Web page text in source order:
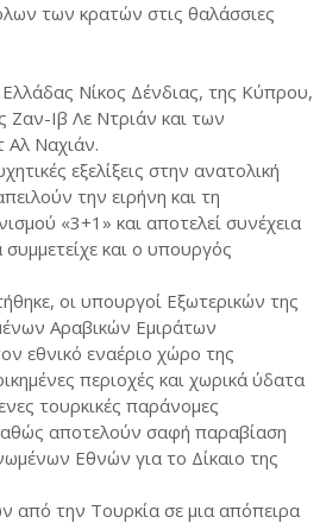
των κρατών στις θαλάσσιες
Νίκος Δένδιας, της Κύπρου,
Ζαν-Ιβ Λε Ντριάν και των
Αλ Ναχιάν.
εξελίξεις στην ανατολική
την ειρήνη και τη
«3+1» και αποτελεί συνέχεια
και ο υπουργός
οι υπουργοί Εξωτερικών της
Αραβικών Εμιράτων
εθνικό εναέριο χώρο της
περιοχές και χωρικά ύδατα
τουρκικές παράνομες
αποτελούν σαφή παραβίαση
Εθνών για το Δίκαιο της
από την Τουρκία σε μια απόπειρα